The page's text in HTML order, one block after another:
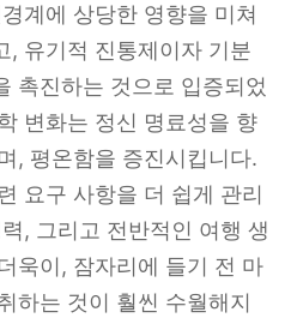
계에 상당한 영향을 미쳐
, 유기적 진통제이자 기분
촉진하는 것으로 입증되었
변화는 정신 명료성을 향
, 평온함을 증진시킵니다.
요구 사항을 더 쉽게 관리
, 그리고 전반적인 여행 생
욱이, 잠자리에 들기 전 마
하는 것이 훨씬 수월해지